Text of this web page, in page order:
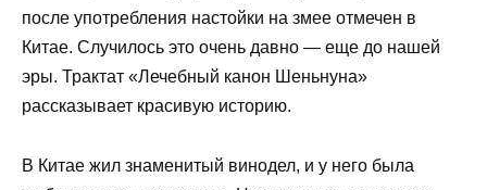
после употребления настойки на змее отмечен в
Китае. Случилось это очень давно — еще до нашей
эры. Трактат «Лечебный канон Шеньнуна»
рассказывает красивую историю.
В Китае жил знаменитый винодел, и у него была